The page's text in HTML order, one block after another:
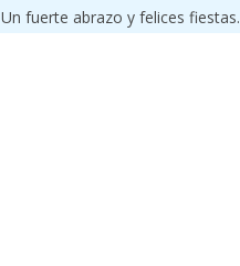
Un fuerte abrazo y felices fiestas.